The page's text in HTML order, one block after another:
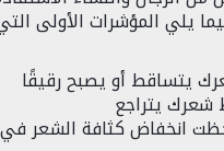
يلي المؤشرات الأولى
يتساقط أو يصبح رقيقًا
يتراجع
انخفاض كثافة الشعر